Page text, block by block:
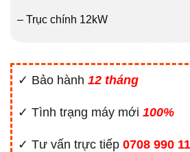
– Trục chính 12kW
✓ Bảo hành 12 tháng
✓ Tình trạng máy mới 100%
✓ Tư vấn trực tiếp 0708 990